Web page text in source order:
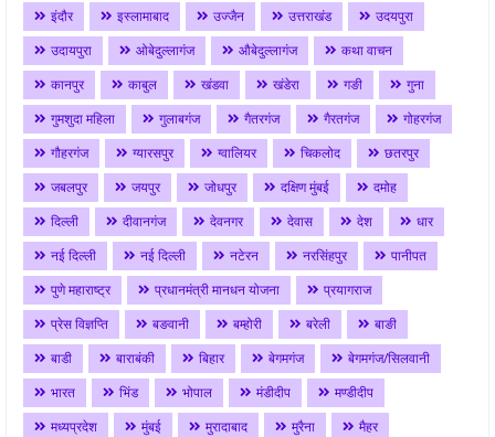
इंदौर
इस्लामाबाद उज्जैन उत्तराखंड
उदयपुरा
उदायपुरा
ओबेदुल्लागंज औबेदुल्लागंज
कथा वाचन
कानपुर
काबुल खंडवा खंडेरा गङी
गुना
गुमशुदा महिला
गुलाबगंज गैतरगंज गैरतगंज
गोहरगंज
गौहरगंज
ग्यारसपुर ग्वालियर चिकलोद
छतरपुर
जबलपुर
जयपुर जोधपुर दक्षिण मुंबई
दमोह
दिल्ली
दीवानगंज देवनगर देवास देश
धार
नई दिल्ली
नई दिल्ली नटेरन नरसिंहपुर
पानीपत
पुणे महाराष्ट्र
प्रधानमंत्री मानधन योजना
प्रयागराज
प्रेस विज्ञप्ति
बङवानी बम्होरी बरेली
बाङी
बाडी
बाराबंकी बिहार बेगमगंज
बेगमगंज/सिलवानी
भारत
भिंड भोपाल मंडीदीप
मण्डीदीप
मध्यप्रदेश
मुंबई मुरादाबाद मुरैना
मैहर